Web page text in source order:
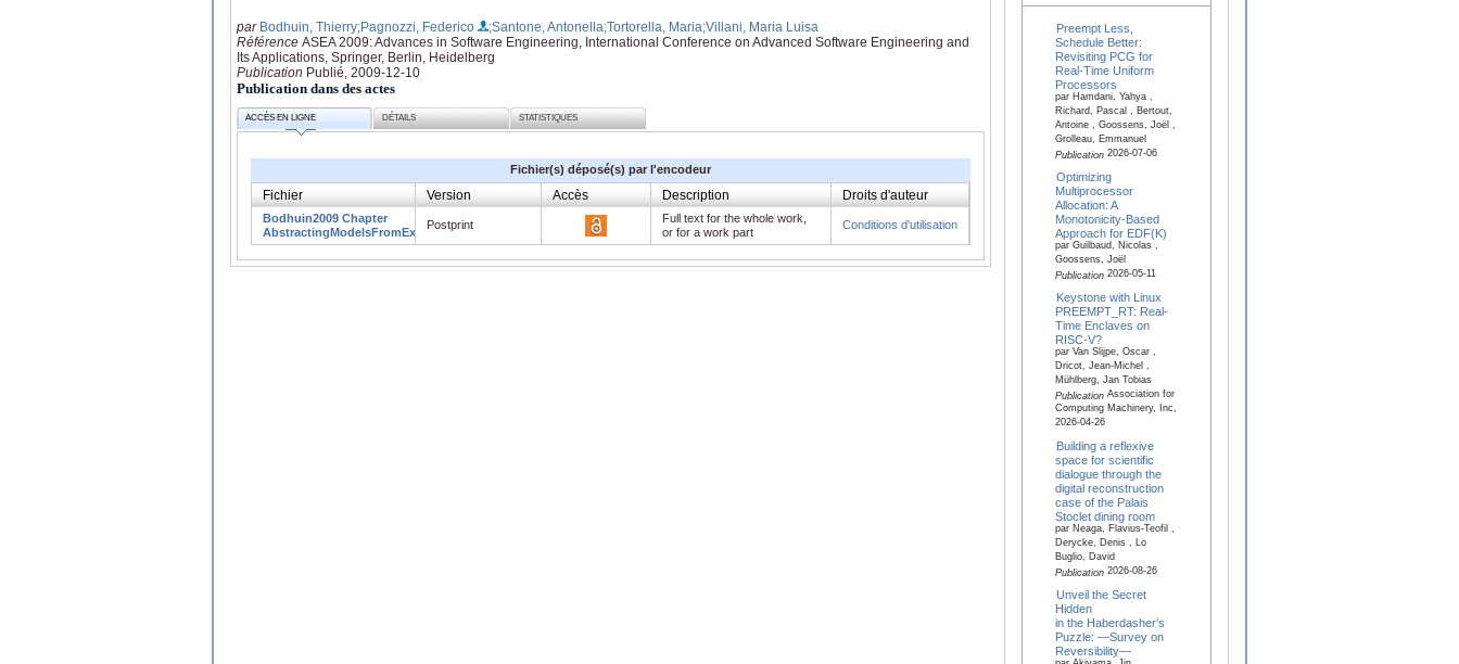
par Bodhuin, Thierry;Pagnozzi, Federico ;Santone, Antonella;Tortorella, Maria;Villani, Maria Luisa
Référence ASEA 2009: Advances in Software Engineering, International Conference on Advanced Software Engineering and
Its Applications, Springer, Berlin, Heidelberg
Publication Publié, 2009-12-10
Publication dans des actes
ACCÈS EN LIGNE DÉTAILS STATISTIQUES
Fichier(s) déposé(s) par l'encodeur
Fichier Version Accès Description Droits d'auteur
Bodhuin2009 Chapter
AbstractingModelsFromExecution.pdf
Postprint
Full text for the whole work,
or for a work part
Conditions d'utilisation
Preempt Less,
Schedule Better:
Revisiting PCG for
Real-Time Uniform
Processors
par Hamdani, Yahya ,
Richard, Pascal , Bertout,
Antoine , Goossens, Joël ,
Grolleau, Emmanuel
Publication2026-07-06
Optimizing
Multiprocessor
Allocation: A
Monotonicity-Based
Approach for EDF(K)
par Guilbaud, Nicolas ,
Goossens, Joël
Publication2026-05-11
Keystone with Linux
PREEMPT_RT: Real-
Time Enclaves on
RISC-V?
par Van Slijpe, Oscar ,
Dricot, Jean-Michel ,
Mühlberg, Jan Tobias
PublicationAssociation for
Computing Machinery, Inc,
2026-04-26
Building a reflexive
space for scientific
dialogue through the
digital reconstruction
case of the Palais
Stoclet dining room
par Neaga, Flavius-Teofil ,
Derycke, Denis , Lo
Buglio, David
Publication2026-08-26
Unveil the Secret
Hidden
in the Haberdasher’s
Puzzle: —Survey on
Reversibility—